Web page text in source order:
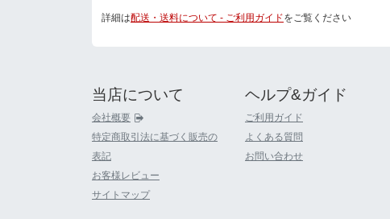
詳細は配送・送料について - ご利用ガイドをご覧ください
当店について
会社概要
特定商取引法に基づく販売の
表記
お客様レビュー
サイトマップ
ヘルプ&ガイド
ご利用ガイド
よくある質問
お問い合わせ